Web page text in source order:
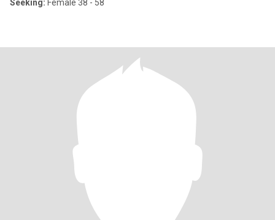
Seeking: Female 38 - 58